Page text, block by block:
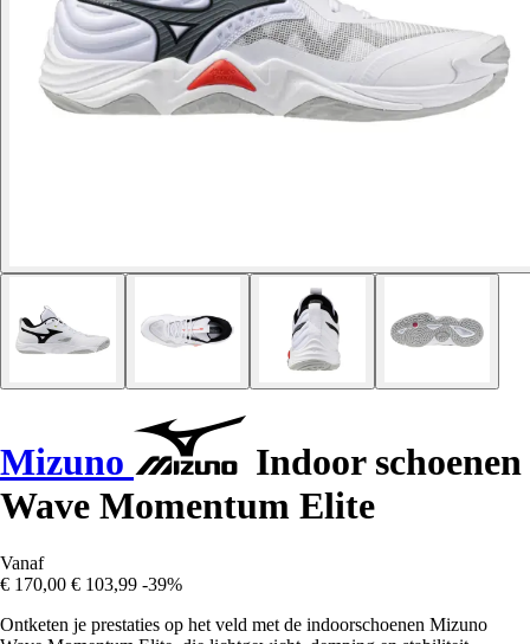
Mizuno
Indoor schoenen
Wave Momentum Elite
Vanaf
€ 170,00 € 103,99 -39%
Ontketen je prestaties op het veld met de indoorschoenen Mizuno